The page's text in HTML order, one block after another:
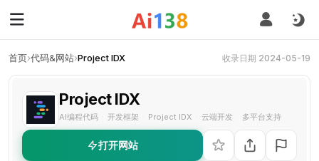
首页›代码&网站›Project IDX 收录日期 2024-05-19
Project IDX
AI编程代码 开发框架 Project IDX 云端开发 多平台支持
打开网站